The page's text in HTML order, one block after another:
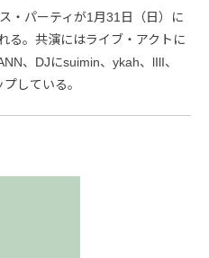
・パーティが1月31日（日）に
る。共演にはライブ・アクトに
、DJにsuimin、ykah、lIlI、
している。